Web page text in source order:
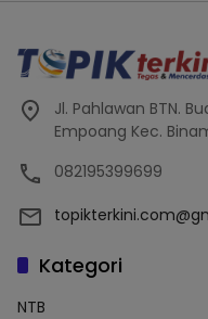
Jl. Pahlawan BTN.
Empoang Kec.
082195399699
Kategori
NTB